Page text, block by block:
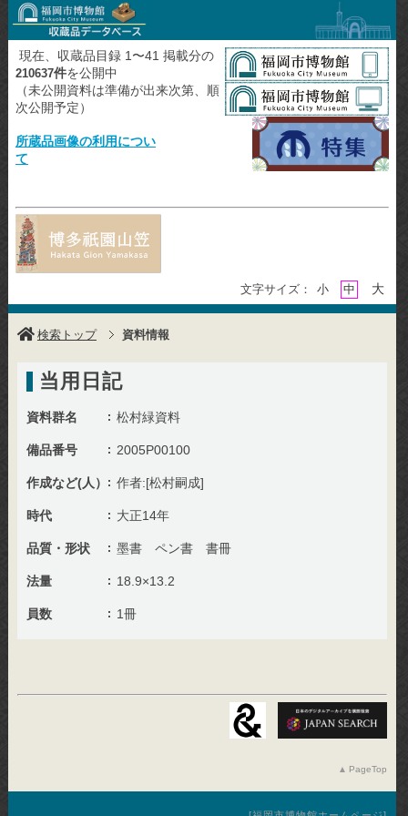
現在、収蔵品目録 1〜41 掲載分の
210637件を公開中
（未公開資料は準備が出来次第、順
次公開予定）
所蔵品画像の利用につい
て
文字サイズ： 小 中 大
検索トップ 資料情報
当用日記
資料群名 松村緑資料
備品番号 2005P00100
作成など(人） 作者:[松村嗣成]
時代 大正14年
品質・形状 墨書 ペン書 書冊
法量 18.9×13.2
員数 1冊
PageTop